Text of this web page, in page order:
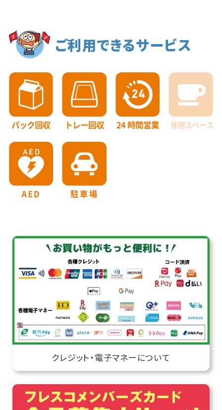
ご利用できるサービス
クレジット・電子マネーについて